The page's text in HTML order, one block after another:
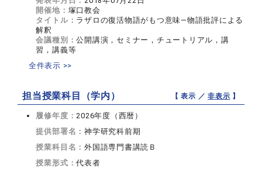
開催地： 塚口教会
タイトル： ラザロの復活物語がもつ意味―物語批評による
解釈
会議種別：公開講演，セミナー，チュートリアル，講
習，講義等
全件表示 >>
担当授業科目（学内） 【 表示 ／非表示 】
履修年度： 2026年度（西暦）
提供部署名：神学研究科前期
授業科目名：外国語専門書講読Ｂ
授業形式：代表者